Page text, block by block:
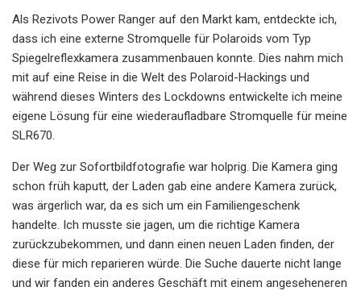
Als Rezivots Power Ranger auf den Markt kam, entdeckte ich,
dass ich eine externe Stromquelle für Polaroids vom Typ
Spiegelreflexkamera zusammenbauen konnte. Dies nahm mich
mit auf eine Reise in die Welt des Polaroid-Hackings und
während dieses Winters des Lockdowns entwickelte ich meine
eigene Lösung für eine wiederaufladbare Stromquelle für meine
SLR670.
Der Weg zur Sofortbildfotografie war holprig. Die Kamera ging
schon früh kaputt, der Laden gab eine andere Kamera zurück,
was ärgerlich war, da es sich um ein Familiengeschenk
handelte. Ich musste sie jagen, um die richtige Kamera
zurückzubekommen, und dann einen neuen Laden finden, der
diese für mich reparieren würde. Die Suche dauerte nicht lange
und wir fanden ein anderes Geschäft mit einem angeseheneren